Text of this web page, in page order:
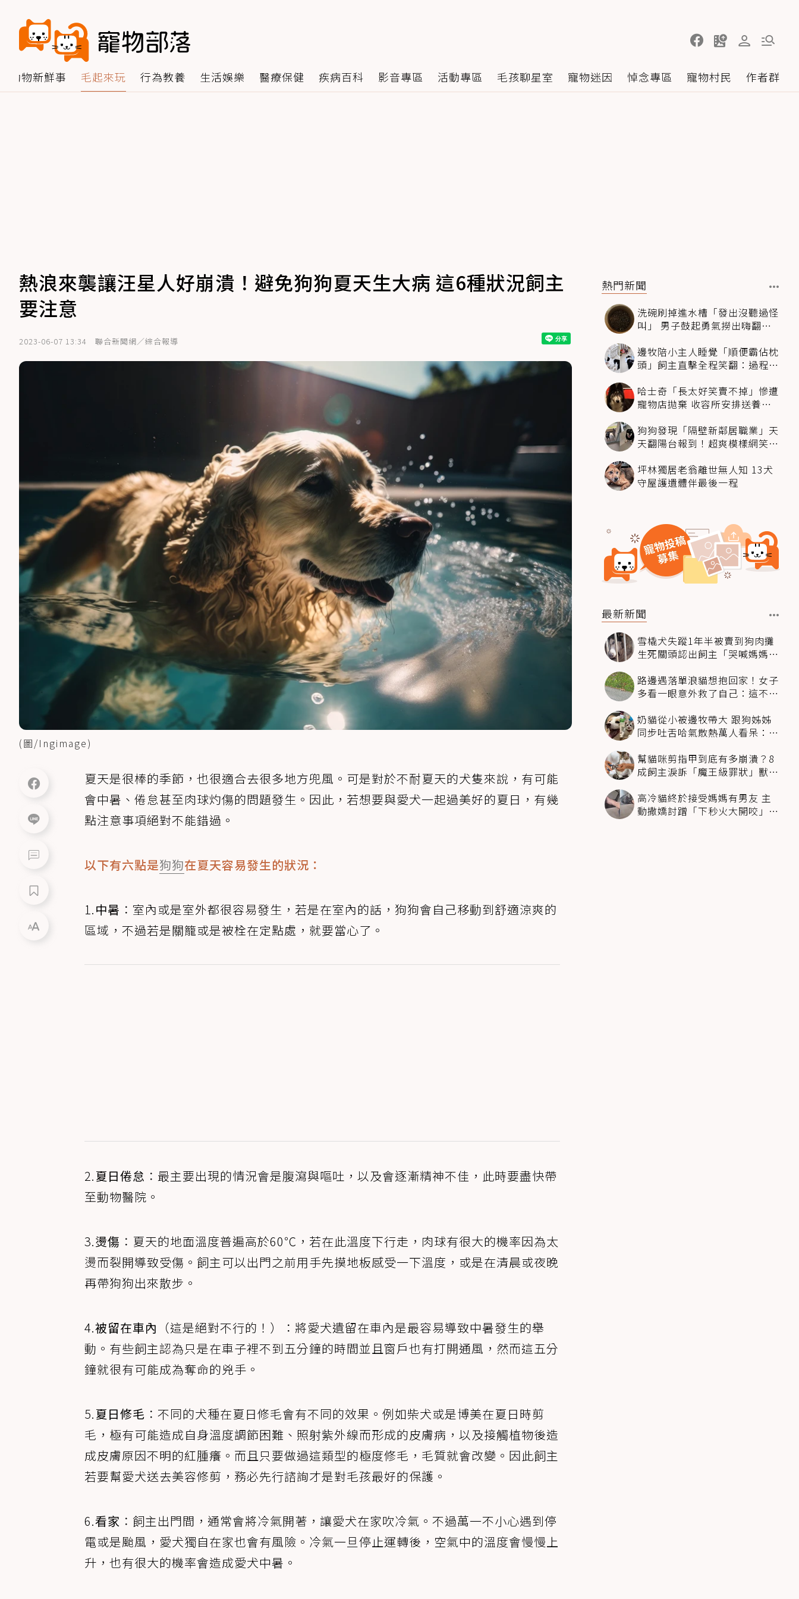
動物新鮮事 毛起來玩 行為教養 生活娛樂 醫療保健 疾病百科 影音專區 活動專區 毛孩聊星室 寵物迷因 悼念專區 寵物村民 作者群
熱浪來襲讓汪星人好崩潰！避免狗狗夏天生大病 這6種狀況飼主
要注意
2023-06-07 13:34 聯合新聞網／綜合報導
(圖/Ingimage)
夏天是很棒的季節，也很適合去很多地方兜風。可是對於不耐夏天的犬隻來說，有可能
會中暑、倦怠甚至肉球灼傷的問題發生。因此，若想要與愛犬一起過美好的夏日，有幾
點注意事項絕對不能錯過。
以下有六點是狗狗在夏天容易發生的狀況：
1.中暑 ：室內或是室外都很容易發生，若是在室內的話，狗狗會自己移動到舒適涼爽的
區域，不過若是關籠或是被栓在定點處，就要當心了。
2.夏日倦怠 ：最主要出現的情況會是腹瀉與嘔吐，以及會逐漸精神不佳，此時要盡快帶
至動物醫院。
3.燙傷 ：夏天的地面溫度普遍高於60℃，若在此溫度下行走，肉球有很大的機率因為太
燙而裂開導致受傷。飼主可以出門之前用手先摸地板感受一下溫度，或是在清晨或夜晚
再帶狗狗出來散步。
4.被留在車內 （這是絕對不行的！）：將愛犬遺留在車內是最容易導致中暑發生的舉
動。有些飼主認為只是在車子裡不到五分鐘的時間並且窗戶也有打開通風，然而這五分
鐘就很有可能成為奪命的兇手。
5.夏日修毛 ：不同的犬種在夏日修毛會有不同的效果。例如柴犬或是博美在夏日時剪
毛，極有可能造成自身溫度調節困難、照射紫外線而形成的皮膚病，以及接觸植物後造
成皮膚原因不明的紅腫癢。而且只要做過這類型的極度修毛，毛質就會改變。因此飼主
若要幫愛犬送去美容修剪，務必先行諮詢才是對毛孩最好的保護。
6.看家 ：飼主出門間，通常會將冷氣開著，讓愛犬在家吹冷氣。不過萬一不小心遇到停
電或是颱風，愛犬獨自在家也會有風險。冷氣一旦停止運轉後，空氣中的溫度會慢慢上
升，也有很大的機率會造成愛犬中暑。
熱門新聞
洗碗刷掉進水槽「發出沒聽過怪
叫」 男子鼓起勇氣撈出嗨翻：
邊牧陪小主人睡覺「順便霸佔枕
頭」飼主直擊全程笑翻：過程絲
哈士奇「長太好笑賣不掉」慘遭
寵物店拋棄 收容所安排送養活
狗狗發現「隔壁新鄰居職業」天
天翻陽台報到！超爽模樣網笑
坪林獨居老翁離世無人知 13犬
守屋護遺體伴最後一程
最新新聞
雪橇犬失蹤1年半被賣到狗肉攤
生死關頭認出飼主「哭喊媽媽」
路邊遇落單浪貓想抱回家！女子
多看一眼意外救了自己：這不能
奶貓從小被邊牧帶大 跟狗姊姊
同步吐舌哈氣散熱萬人看呆：靈
幫貓咪剪指甲到底有多崩潰？8
成飼主淚訴「魔王級罪狀」獸醫
高冷貓終於接受媽媽有男友 主
動撒嬌討蹭「下秒火大開咬」飼